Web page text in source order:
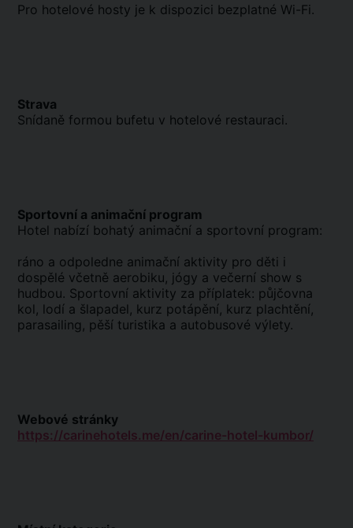
Pro hotelové hosty je k dispozici bezplatné Wi-Fi.
Strava
Snídaně formou bufetu v hotelové restauraci.
Sportovní a animační program
Hotel nabízí bohatý animační a sportovní program:
ráno a odpoledne animační aktivity pro děti i
dospělé včetně aerobiku, jógy a večerní show s
hudbou. Sportovní aktivity za příplatek: půjčovna
kol, lodí a šlapadel, kurz potápění, kurz plachtění,
parasailing, pěší turistika a autobusové výlety.
Webové stránky
https://carinehotels.me/en/carine-hotel-kumbor/